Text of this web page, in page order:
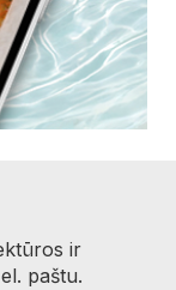
ir
paštu.